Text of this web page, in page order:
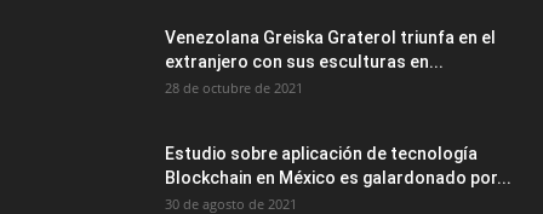
Venezolana Greiska Graterol triunfa en el
extranjero con sus esculturas en...
28 de octubre de 2021
Estudio sobre aplicación de tecnología
Blockchain en México es galardonado por...
30 de agosto de 2021